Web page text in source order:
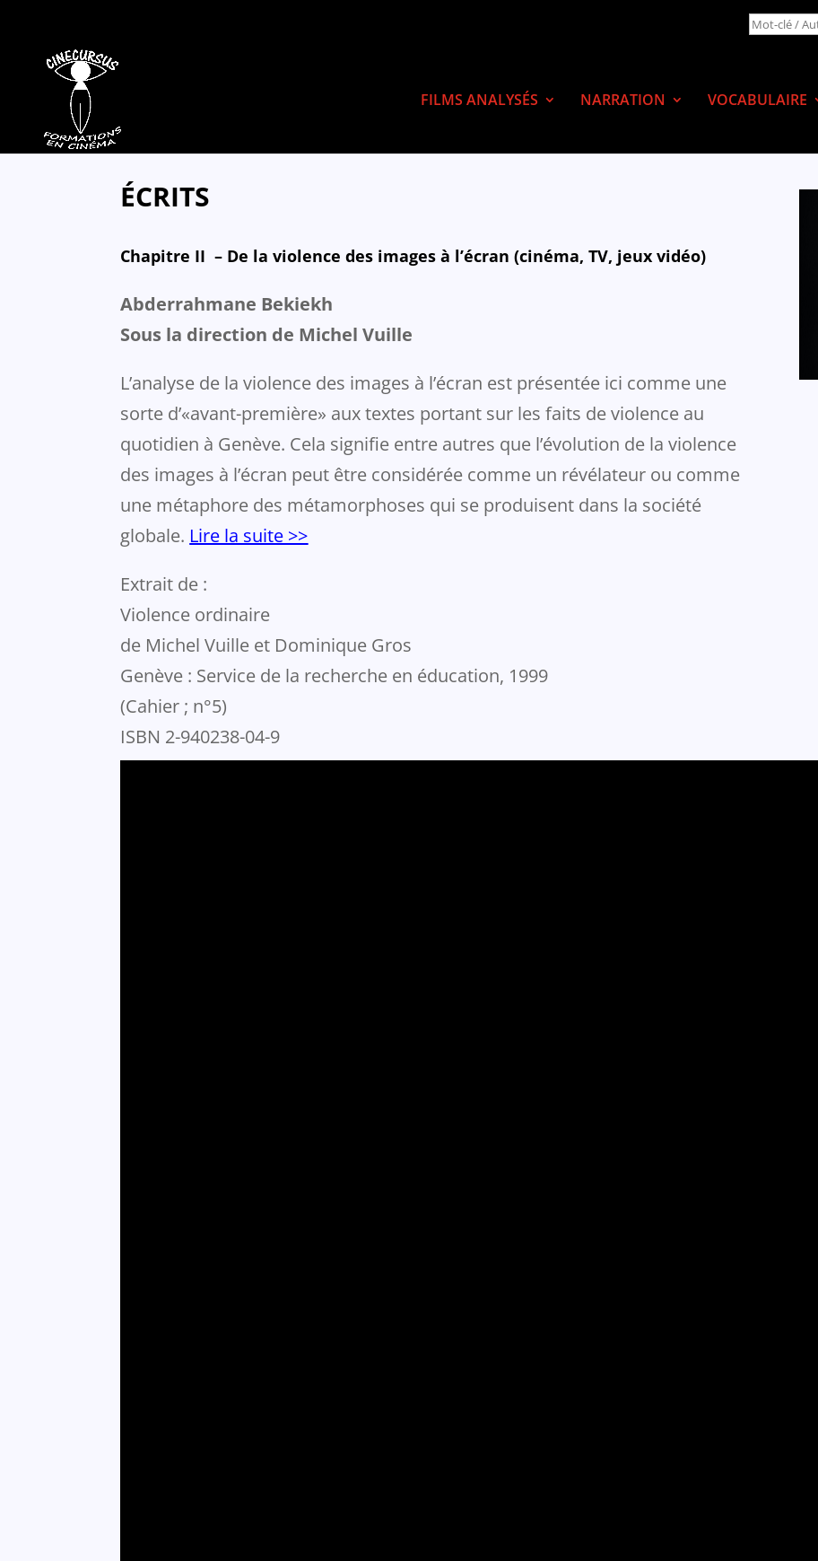
FILMS ANALYSÉS NARRATION VOCABULAIRE
ÉCRITS
Chapitre II – De la violence des images à l’écran (cinéma, TV, jeux vidéo)
Abderrahmane Bekiekh
Sous la direction de Michel Vuille
L’analyse de la violence des images à l’écran est présentée ici comme une
sorte d’«avant-première» aux textes portant sur les faits de violence au
quotidien à Genève. Cela signifie entre autres que l’évolution de la violence
des images à l’écran peut être considérée comme un révélateur ou comme
une métaphore des métamorphoses qui se produisent dans la société
globale. Lire la suite >>
Extrait de :
Violence ordinaire
de Michel Vuille et Dominique Gros
Genève : Service de la recherche en éducation, 1999
(Cahier ; n°5)
ISBN 2-940238-04-9